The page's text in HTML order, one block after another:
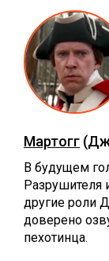
Мартогг
В будущем
Разрушителя
другие роли
доверено
пехотинца.